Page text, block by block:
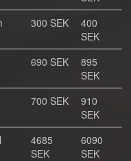
300 SEK
400
SEK
690 SEK
895
SEK
700 SEK
910
SEK
4685
SEK
6090
SEK